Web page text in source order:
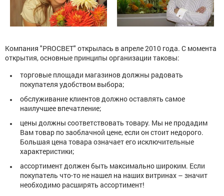
Компания "PROСВЕТ" открылась в апреле 2010 года. С момента
открытия, основные принципы организации таковы:
торговые площади магазинов должны радовать
покупателя удобством выбора;
обслуживание клиентов должно оставлять самое
наилучшее впечатление;
цены должны соответствовать товару. Мы не продадим
Вам товар по заоблачной цене, если он стоит недорого.
Большая цена товара означает его исключительные
характеристики;
ассортимент должен быть максимально широким. Если
покупатель что-то не нашел на наших витринах – значит
необходимо расширять ассортимент!